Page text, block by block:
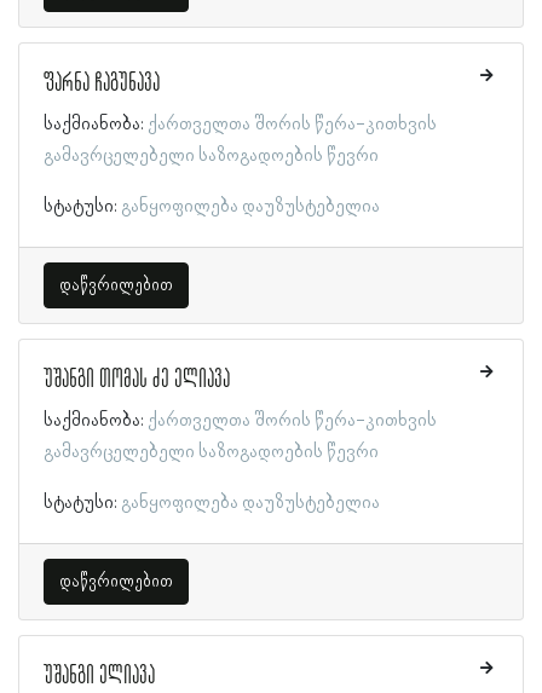
ფარნა ჩაგუნავა
საქმიანობა: ქართველთა შორის წერა-კითხვის
გამავრცელებელი საზოგადოების წევრი
სტატუსი: განყოფილება დაუზუსტებელია
დაწვრილებით
უშანგი თომას ძე ელიავა
საქმიანობა: ქართველთა შორის წერა-კითხვის
გამავრცელებელი საზოგადოების წევრი
სტატუსი: განყოფილება დაუზუსტებელია
დაწვრილებით
უშანგი ელიავა